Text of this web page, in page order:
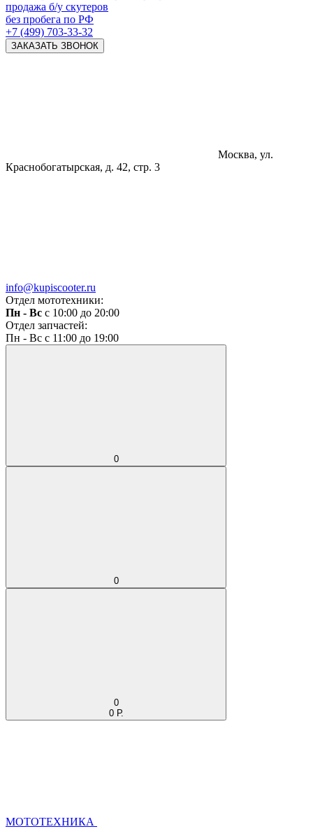
продажа б/у скутеров
без пробега по РФ
+7 (499) 703-33-32
ЗАКАЗАТЬ ЗВОНОК
Москва, ул.
Краснобогатырская, д. 42, стр. 3
info@kupiscooter.ru
Отдел мототехники:
Пн - Вс с 10:00 до 20:00
Отдел запчастей:
Пн - Вс с 11:00 до 19:00
0
0
0
0 Р.
МОТОТЕХНИКА